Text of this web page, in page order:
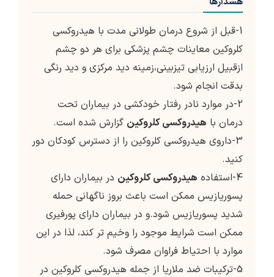
1-قبل از شروع درمان طولانی مدت با هیدروکسی
کلروکین معاینات چشم پزشکی برای هر دو چشم
ازقبیل ارزیابی تیزبینی،زمینه دید مرکزی و دید رنگی
بدقت انجام شود.
2-در موارد نادر رفتار خودکشی در بیماران تحت
درمان با هیدروکسی کلروکین گزارش شده است.
3-داروی هیدروکسی کلروکین را از دسترس کودکان دور
کنید.
4-استفاده
هیدروکسی کلروکین در بیماران دارای
پسوریازیس ممکن است باعث بروز ناگهانی حمله
شدید پسوریازیس شود.و در بیماران دارای پورفیری
ممکن است شرایط موجود را وخیم تر کند، لذا در این
موارد با احتیاط فراوان مصرف شود.
5-ترکیبات ضد ملاریا از جمله هیدروکسی کلروکین در